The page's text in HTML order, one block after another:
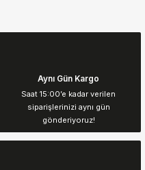
Aynı Gün Kargo
Saat 15:00’e kadar verilen
siparişlerinizi aynı gün
gönderiyoruz!